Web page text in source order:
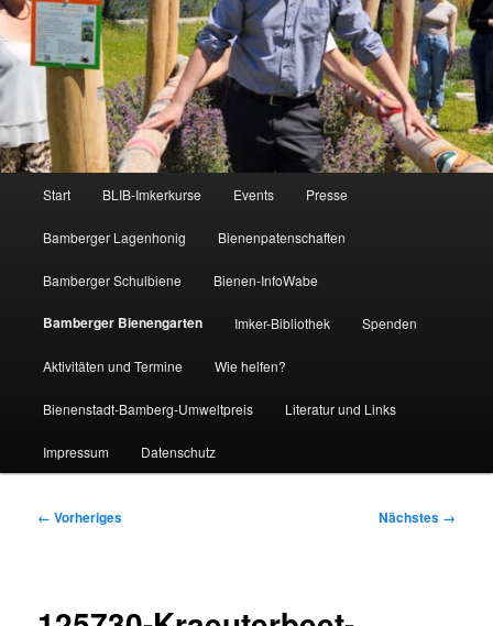
Start BLIB-Imkerkurse Events Presse
Bamberger Lagenhonig Bienenpatenschaften
Bamberger Schulbiene Bienen-InfoWabe
Bamberger Bienengarten Imker-Bibliothek Spenden
Aktivitäten und Termine Wie helfen?
Bienenstadt-Bamberg-Umweltpreis Literatur und Links
Impressum Datenschutz
Bilder-
← Vorheriges Nächstes →